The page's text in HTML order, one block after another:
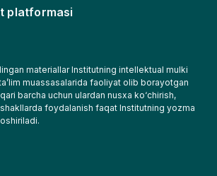
platformasi
materiallar Institutning intellektual mulki
muassasalarida faoliyat olib borayotgan
barcha uchun ulardan nusxa kо‘chirish,
foydalanish faqat Institutning yozma